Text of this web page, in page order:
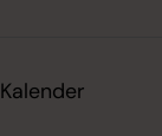
Kalender